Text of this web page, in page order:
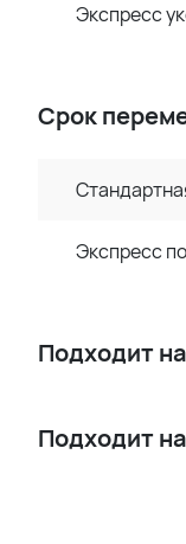
Экспресс
Срок
Экспресс
Подходит
Подходит